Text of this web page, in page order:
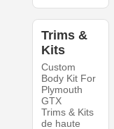
Trims &
Kits
Custom
Body Kit For
Plymouth
GTX
Trims & Kits
de haute